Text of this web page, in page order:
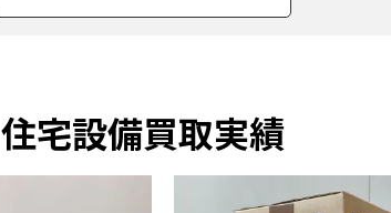
住宅設備買取実績